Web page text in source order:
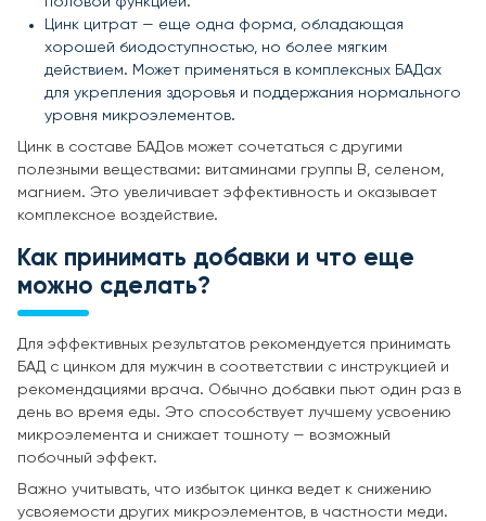
Цинк цитрат — еще одна форма, обладающая
хорошей биодоступностью, но более мягким
действием. Может применяться в комплексных БАДах
для укрепления здоровья и поддержания нормального
уровня микроэлементов.
Цинк в составе БАДов может сочетаться с другими
полезными веществами: витаминами группы B, селеном,
магнием. Это увеличивает эффективность и оказывает
комплексное воздействие.
Как принимать добавки и что еще
можно сделать?
Для эффективных результатов рекомендуется принимать
БАД с цинком для мужчин в соответствии с инструкцией и
рекомендациями врача. Обычно добавки пьют один раз в
день во время еды. Это способствует лучшему усвоению
микроэлемента и снижает тошноту — возможный
побочный эффект.
Важно учитывать, что избыток цинка ведет к снижению
усвояемости других микроэлементов, в частности меди.